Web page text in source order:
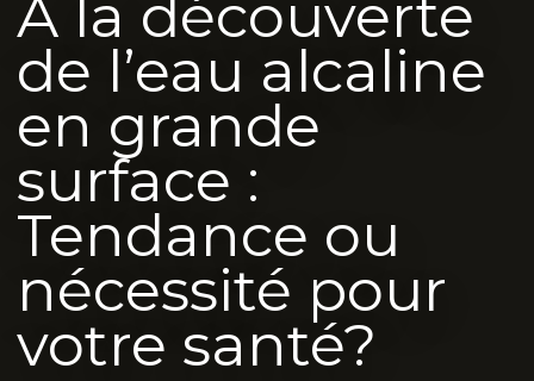
À la découverte
de l’eau alcaline
en grande
surface :
Tendance ou
nécessité pour
votre santé?